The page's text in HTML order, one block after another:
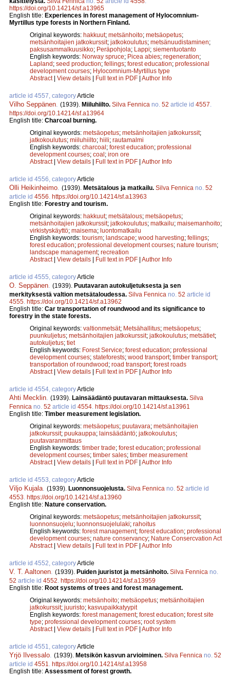
https://doi.org/10.14214/sf.a13965
English title: Experiences in forest management of Hylocomnium-
Myrtillus type forests in Northern Finland.
Original keywords: hakkuut; metsänhoito; metsäopetus;
metsänhoitajien jatkokurssit; jatkokoulutus; metsänuudistaminen;
paksusammalkuusikko; Peräpohjola; Lappi; siementuotanto
English keywords: Norway spruce; Picea abies; regeneration;
Lapland; seed production; fellings; forest education; professional
development courses; Hylocomnium-Myrtillus type
Abstract| View details | Full text in PDF | Author Info
article id 4557, categoryArticle
Vilho Seppänen (1939). Miiluhiilto. Silva Fennica no. 52 article id 4557
https://doi.org/10.14214/sf.a13964
English title: Charcoal burning.
Original keywords: metsäopetus; metsänhoitajien jatkokurssit;
jatkokoulutus; miiluhiilto; hiili; rautamalmi
English keywords: charcoal; forest education; professional
development courses; coal; iron ore
Abstract| View details | Full text in PDF | Author Info
article id 4556, categoryArticle
Olli Heikinheimo (1939). Metsätalous ja matkailu. Silva Fennica no. 52
article id 4556 https://doi.org/10.14214/sf.a13963
English title: Forestry and tourism.
Original keywords: hakkuut; metsätalous; metsäopetus;
metsänhoitajien jatkokurssit; jatkokoulutus; matkailu; maisemanhoito;
virkistyskäyttö; maisema; luontomatkailu
English keywords: tourism; landscape; wood harvesting; fellings;
forest education; professional development courses; nature tourism;
landscape management; recreation
Abstract| View details | Full text in PDF | Author Info
article id 4555, categoryArticle
O. Seppänen (1939). Puutavaran autokuljetuksesta ja sen
merkityksestä valtion metsätaloudessa. Silva Fennica no. 52 article id
4555 https://doi.org/10.14214/sf.a13962
English title: Car transportation of roundwood and its significance to
forestry in the state forests.
Original keywords: valtionmetsät; Metsähallitus; metsäopetus;
puunkuljetus; metsänhoitajien jatkokurssit; jatkokoulutus; metsätiet;
autokuljetus; tiet
English keywords: Forest Service; forest education; professional
development courses; stateforests; wood transport; timber transport;
transportation of roundwood; road transport; forest roads
Abstract| View details | Full text in PDF | Author Info
article id 4554, categoryArticle
Ahti Mecklin (1939). Lainsäädäntö puutavaran mittauksesta. Silva
Fennica no. 52 article id 4554 https://doi.org/10.14214/sf.a13961
English title: Timber measurement legislation.
Original keywords: metsäopetus; puutavara; metsänhoitajien
jatkokurssit; puukauppa; lainsäädäntö; jatkokoulutus;
puutavaranmittaus
English keywords: timber trade; forest education; professional
development courses; timber sales; timber measurement
Abstract| View details | Full text in PDF | Author Info
article id 4553, categoryArticle
Viljo Kujala (1939). Luonnonsuojelusta. Silva Fennica no. 52 article id
4553 https://doi.org/10.14214/sf.a13960
English title: Nature conservation.
Original keywords: metsäopetus; metsänhoitajien jatkokurssit;
luonnonsuojelu; luonnonsuojelulaki; rahoitus
English keywords: forest management; forest education; professional
development courses; nature conservancy; Nature Consercvation Act
Abstract| View details | Full text in PDF | Author Info
article id 4552, categoryArticle
V. T. Aaltonen (1939). Puiden juuristot ja metsänhoito. Silva Fennica no.
52 article id 4552 https://doi.org/10.14214/sf.a13959
English title: Root systems of trees and forest management.
Original keywords: metsänhoito; metsäopetus; metsänhoitajien
jatkokurssit; juuristo; kasvupaikkatyypit
English keywords: forest management; forest education; forest site
type; professional development courses; root system
Abstract| View details | Full text in PDF | Author Info
article id 4551, categoryArticle
Yrjö Ilvessalo (1939). Metsikön kasvun arvioiminen. Silva Fennica no. 52
article id 4551
https://doi.org/10.14214/sf.a13958
English title: Assessment of forest growth.